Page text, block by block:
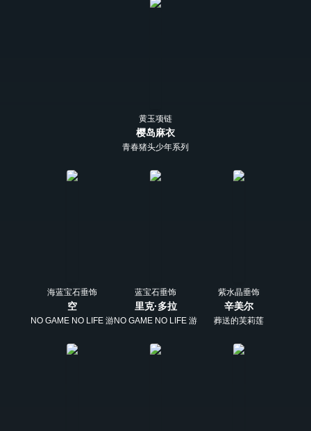
黄玉项链
樱岛麻衣
青春猪头少年系列
海蓝宝石垂饰
空
NO GAME NO LIFE 游戏人生
蓝宝石垂饰
里克·多拉
NO GAME NO LIFE 游戏人生
紫水晶垂饰
辛美尔
葬送的芙莉莲